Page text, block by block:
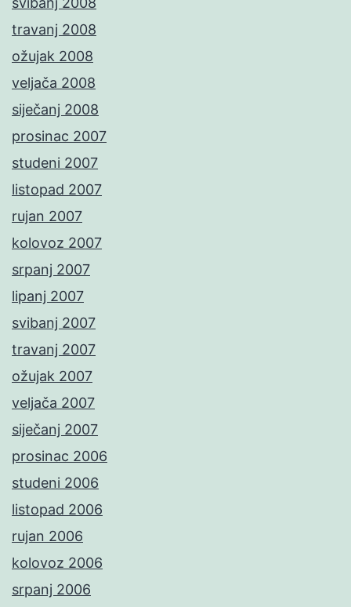
travanj 2008
ožujak 2008
veljača 2008
siječanj 2008
prosinac 2007
studeni 2007
listopad 2007
rujan 2007
kolovoz 2007
srpanj 2007
lipanj 2007
svibanj 2007
travanj 2007
ožujak 2007
veljača 2007
siječanj 2007
prosinac 2006
studeni 2006
listopad 2006
rujan 2006
kolovoz 2006
srpanj 2006